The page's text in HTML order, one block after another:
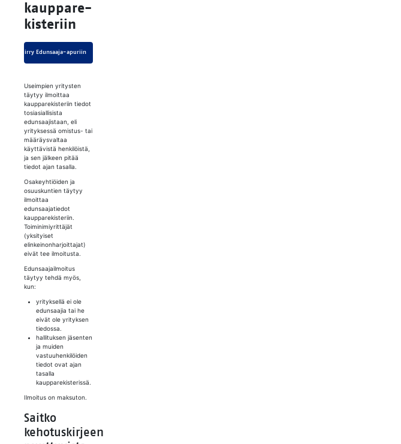
kaup­pa­re­
kis­te­riin
Siirry Edunsaaja-apuriin
Useimpien yritysten
täytyy ilmoittaa
kaupparekisteriin tiedot
tosiasiallisista
edunsaajistaan, eli
yrityksessä omistus- tai
määräysvaltaa
käyttävistä henkilöistä,
ja sen jälkeen pitää
tiedot ajan tasalla.
Osakeyhtiöiden ja
osuuskuntien täytyy
ilmoittaa
edunsaajatiedot
kaupparekisteriin.
Toiminimiyrittäjät
(yksityiset
elinkeinonharjoittajat)
eivät tee ilmoitusta.
Edunsaajailmoitus
täytyy tehdä myös,
kun:
yrityksellä ei ole
edunsaajia tai he
eivät ole yrityksen
tiedossa.
hallituksen jäsenten
ja muiden
vastuuhenkilöiden
tiedot ovat ajan
tasalla
kaupparekisterissä.
Ilmoitus on maksuton.
Saitko
kehotuskirjeen